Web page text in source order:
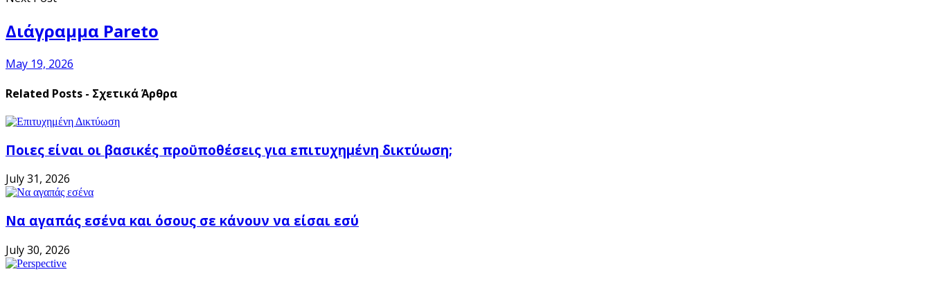
Διάγραμμα Pareto
May 19, 2026
Related Posts - Σχετικά Άρθρα
Ποιες είναι οι βασικές προϋποθέσεις για επιτυχημένη δικτύωση;
July 31, 2026
Να αγαπάς εσένα και όσους σε κάνουν να είσαι εσύ
July 30, 2026